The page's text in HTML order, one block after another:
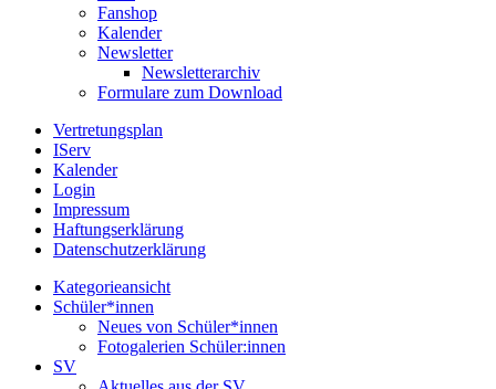
Fanshop
Kalender
Newsletter
Newsletterarchiv
Formulare zum Download
Vertretungsplan
IServ
Kalender
Login
Impressum
Haftungserklärung
Datenschutzerklärung
Kategorieansicht
Schüler*innen
Neues von Schüler*innen
Fotogalerien Schüler:innen
SV